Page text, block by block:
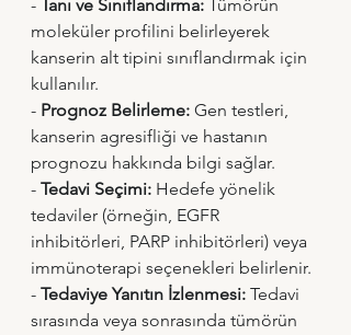
- Tanı ve Sınıflandırma: Tümörün
moleküler profilini belirleyerek
kanserin alt tipini sınıflandırmak için
kullanılır.
- Prognoz Belirleme: Gen testleri,
kanserin agresifliği ve hastanın
prognozu hakkında bilgi sağlar.
- Tedavi Seçimi: Hedefe yönelik
tedaviler (örneğin, EGFR
inhibitörleri, PARP inhibitörleri) veya
immünoterapi seçenekleri belirlenir.
- Tedaviye Yanıtın İzlenmesi: Tedavi
sırasında veya sonrasında tümörün